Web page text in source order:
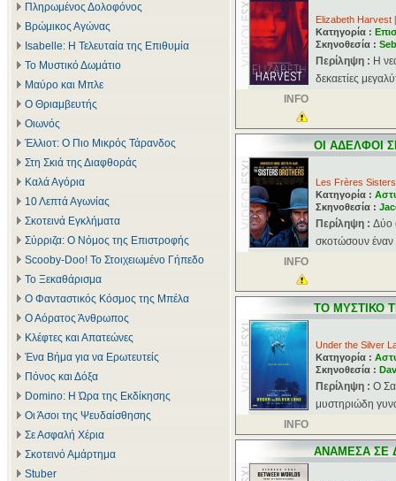
Πληρωμένος Δολοφόνος
Βρώμικος Αγώνας
Isabelle: Η Τελευταία της Επιθυμία
Το Μυστικό Δωμάτιο
Μαύρο και Μπλε
Ο Θριαμβευτής
Οιωνός
Έλλιοτ: Ο Πιο Μικρός Τάρανδος
Στη Σκιά της Διαφθοράς
Καλά Αγόρια
10 Λεπτά Αγωνίας
Σκοτεινά Εγκλήματα
Σύρριζα: Ο Νόμος της Επιστροφής
Scooby-Doo! Το Στοιχειωμένο Γήπεδο
Το Ξεκαθάρισμα
Ο Φανταστικός Κόσμος της Μπέλα
Ο Αόρατος Άνθρωπος
Κλέφτες και Απατεώνες
Ένα Βήμα για να Ερωτευτείς
Πόνος και Δόξα
Domino: Η Ώρα της Εκδίκησης
Οι Άσοι της Ψευδαίσθησης
Σε Ασφαλή Χέρια
Σκοτεινό Αμάρτημα
Stuber
Elizabeth Harvest [
Κατηγορία :
Σκηνοθεσία :
Περίληψη : Η
δεκαετίες
INFO
ΟΙ ΑΔΕΛΦΟΙ
Les Frères Sisters
Κατηγορία :
Σκηνοθεσία :
Περίληψη : Δύο
σκοτώσουν
INFO
ΤΟ ΜΥΣΤΙΚΟ
Under the Silver
Κατηγορία :
Σκηνοθεσία :
Περίληψη : Ο
μυστηριώδη
INFO
ΑΝΑΜΕΣΑ ΣΕ